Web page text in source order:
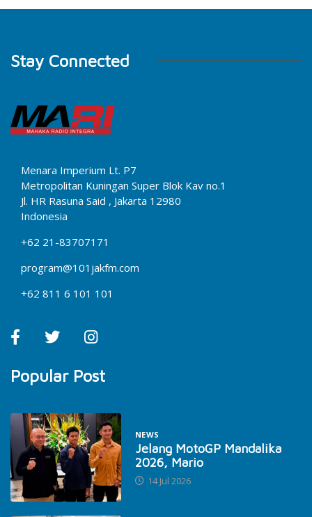
Stay Connected
Menara Imperium Lt. P7
Metropolitan Kuningan Super Blok Kav no.1
Jl. HR Rasuna Said , Jakarta 12980
Indonesia
+62 21-83707171
program@101jakfm.com
+62 811 6 101 101
Popular Post
NEWS
Jelang MotoGP Mandalika
2026, Mario
14 Jul 2026